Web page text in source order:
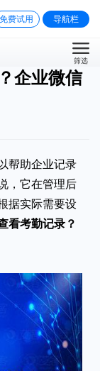
免费试用 导航栏
筛选
企业微信
帮助企业记录
，它在管理后
据实际需要设
看考勤记录？